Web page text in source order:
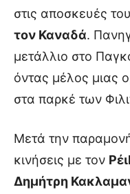
στις αποσκευές
τον Καναδά.
μετάλλιο στο
όντας μέλος μιας
στα παρκέ των
Μετά την
κινήσεις με τον
Δημήτρη